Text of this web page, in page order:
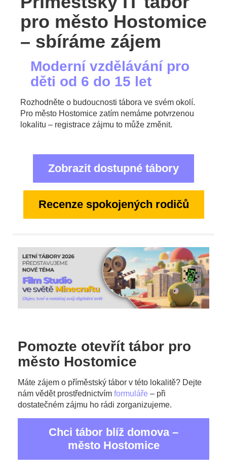
pro město Hostomice
– sbíráme zájem
Moderní vzdělávání pro
děti od 6 do 15 let
Rozhodněte o budoucnosti tábora ve svém okolí.
Pro město Hostomice zatím nemáme potvrzenou
lokalitu – registrace zájmu to může změnit.
Zobrazit dostupné tábory
Recenze spokojených rodičů
Pomozte otevřít tábor pro
město Hostomice
Máte zájem o příměstský tábor v této lokalitě? Dejte
nám vědět prostřednictvím formuláře – při
dostatečném zájmu ho rádi zorganizujeme.
Chci tábor blíž domova –
město Hostomice